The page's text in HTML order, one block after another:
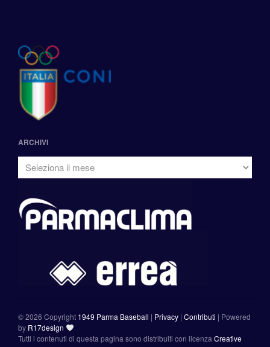
ARCHIVI
©2026 Copyright 1949 Parma Baseball | Privacy | Contributi | Powered
by R17design
Tutti i contenuti di questa pagina sono distribuiti con licenza Creative